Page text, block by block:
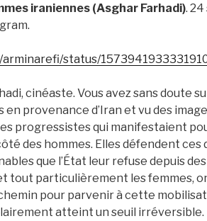
iraniennes (Asghar Farhadi).
status/
cinéaste. Vous avez sans doute
provenance d’Iran et vu des
progressistes qui manifestaient
des hommes. Elles défendent ces
que l’État leur refuse depuis
tout particulièrement les femmes,
pour parvenir à cette
atteint un seuil irréversible.